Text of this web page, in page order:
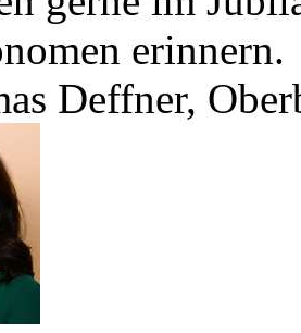
erinnern.
Deffner,